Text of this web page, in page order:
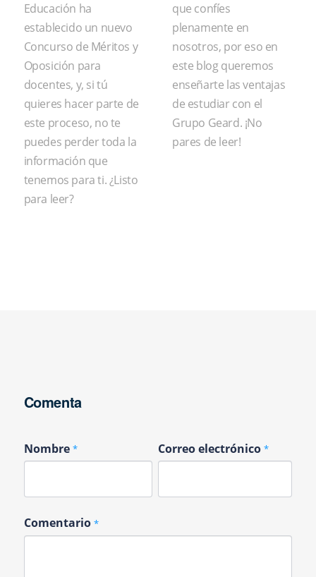
Educación ha
establecido un nuevo
Concurso de Méritos y
Oposición para
docentes, y, si tú
quieres hacer parte de
este proceso, no te
puedes perder toda la
información que
tenemos para ti. ¿Listo
para leer?
que confíes
plenamente en
nosotros, por eso en
este blog queremos
enseñarte las ventajas
de estudiar con el
Grupo Geard. ¡No
pares de leer!
Comenta
Nombre * Correo electrónico *
Comentario *